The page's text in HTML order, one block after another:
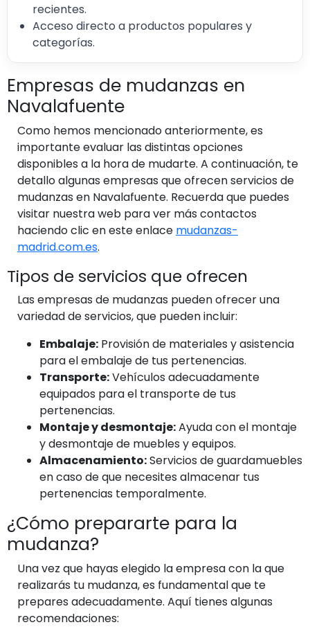
recientes.
Acceso directo a productos populares y
categorías.
Empresas de mudanzas en
Navalafuente
Como hemos mencionado anteriormente, es
importante evaluar las distintas opciones
disponibles a la hora de mudarte. A continuación, te
detallo algunas empresas que ofrecen servicios de
mudanzas en Navalafuente. Recuerda que puedes
visitar nuestra web para ver más contactos
haciendo clic en este enlace mudanzas-
madrid.com.es.
Tipos de servicios que ofrecen
Las empresas de mudanzas pueden ofrecer una
variedad de servicios, que pueden incluir:
Embalaje: Provisión de materiales y asistencia
para el embalaje de tus pertenencias.
Transporte:Vehículos adecuadamente
equipados para el transporte de tus
pertenencias.
Montaje y desmontaje:Ayuda con el montaje
y desmontaje de muebles y equipos.
Almacenamiento:Servicios de guardamuebles
en caso de que necesites almacenar tus
pertenencias temporalmente.
¿Cómo prepararte para la
mudanza?
Una vez que hayas elegido la empresa con la que
realizarás tu mudanza, es fundamental que te
prepares adecuadamente. Aquí tienes algunas
recomendaciones: